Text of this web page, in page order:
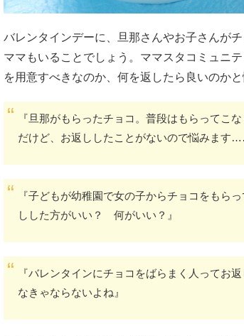
バレンタインデーに、旦那さんやお子さんが
ママもいることでしょう。ママスタコミュニ
を用意すべきなのか、何を返したら良いのか
『旦那がもらったチョコ。普段はもらってこ
だけど、お返ししたことがないので悩みます
『子どもが幼稚園で女の子からチョコをもら
しした方がいい？ 何がいい？』
『バレンタインにチョコをばらまく人ってお
なきゃならないよね』